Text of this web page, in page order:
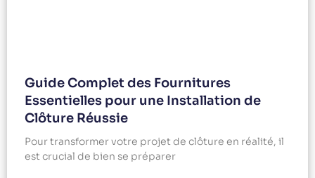
Guide Complet des Fournitures
Essentielles pour une Installation de
Clôture Réussie
Pour transformer votre projet de clôture en réalité, il
est crucial de bien se préparer